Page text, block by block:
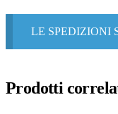
LE SPEDIZIONI
Prodotti